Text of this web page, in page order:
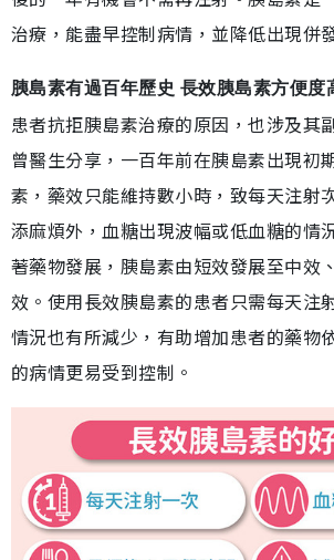
治療，能盡早控制病情，並降低出現併
胰島素有過百年歷史 長效胰島素方便度
患者抗拒胰島素治療的原因，也涉及其
曾醫生分享，一百年前在胰島素出現初
素，藥效只能維持數小時，致每天注射
添麻煩外，血糖出現波幅或低血糖的情
著藥物發展，胰島素由短效發展至中效
效。使用長效胰島素的患者只需每天注
情況也有所減少，有助增加患者的藥物
的病情更易受到控制。